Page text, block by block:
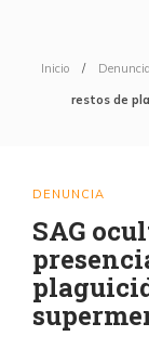
Inicio Denuncia
restos de
DENUNCIA
SAG